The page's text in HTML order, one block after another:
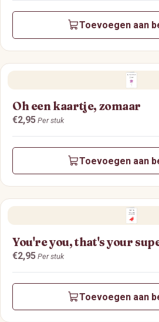
Toevoegen aan
Oh een kaartje, zomaar
Prijs:
€2,95 Per stuk
Toevoegen aan
You're you, that's your
Prijs:
€2,95 Per stuk
Toevoegen aan